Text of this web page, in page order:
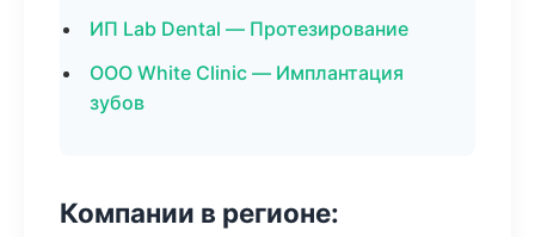
ИП Lab Dental — Протезирование
ООО White Clinic — Имплантация
зубов
Компании в регионе: